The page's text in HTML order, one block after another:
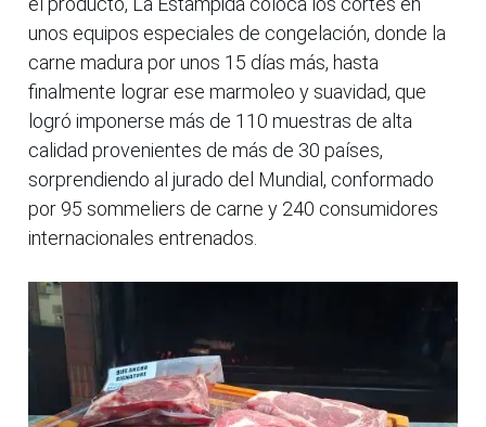
unos equipos especiales de congelación, donde la
carne madura por unos 15 días más, hasta
finalmente lograr ese marmoleo y suavidad, que
logró imponerse más de 110 muestras de alta
calidad provenientes de más de 30 países,
sorprendiendo al jurado del Mundial, conformado
por 95 sommeliers de carne y 240 consumidores
internacionales entrenados.